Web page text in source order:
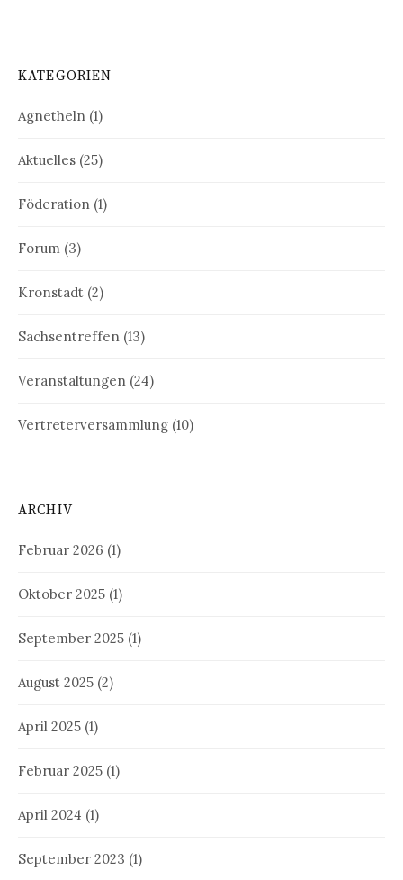
KATEGORIEN
Agnetheln (1)
Aktuelles (25)
Föderation (1)
Forum (3)
Kronstadt (2)
Sachsentreffen (13)
Veranstaltungen (24)
Vertreterversammlung (10)
ARCHIV
Februar 2026 (1)
Oktober 2025 (1)
September 2025 (1)
August 2025 (2)
April 2025 (1)
Februar 2025 (1)
April 2024 (1)
September 2023 (1)